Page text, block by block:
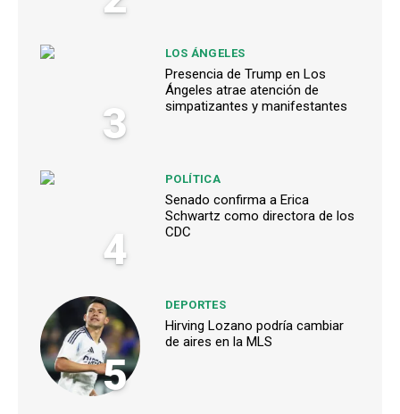
3
LOS ÁNGELES
Presencia de Trump en Los
Ángeles atrae atención de
simpatizantes y manifestantes
4
POLÍTICA
Senado confirma a Erica
Schwartz como directora de los
CDC
5
DEPORTES
Hirving Lozano podría cambiar
de aires en la MLS